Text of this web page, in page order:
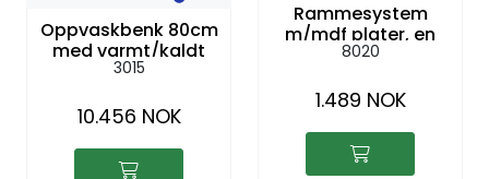
Oppvaskbenk 80cm
med varmt/kaldt
vann og avløp
3015
10.456 NOK
Rammesystem
m/mdf plater, en
side, ubeh, 2,44x1m
8020
1.489 NOK